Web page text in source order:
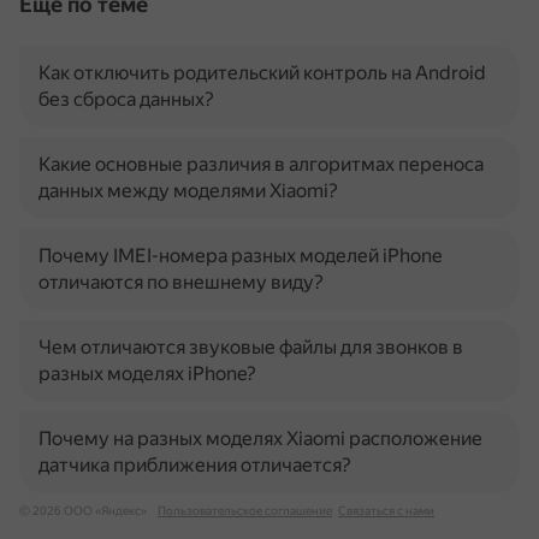
Как отключить родительский контроль на Android
без сброса данных?
Какие основные различия в алгоритмах переноса
данных между моделями Xiaomi?
Почему IMEI-номера разных моделей iPhone
отличаются по внешнему виду?
Чем отличаются звуковые файлы для звонков в
разных моделях iPhone?
Почему на разных моделях Xiaomi расположение
датчика приближения отличается?
© 2026 ООО «Яндекс» Пользовательское соглашение Связаться с нами